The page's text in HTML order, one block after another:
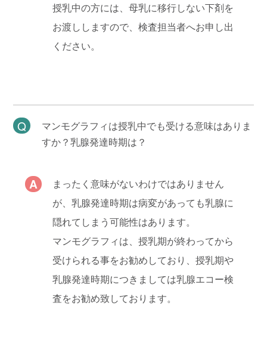
授乳中の方には、母乳に移行しない下剤を
お渡ししますので、検査担当者へお申し出
ください。
マンモグラフィは授乳中でも受ける意味はありま
すか？乳腺発達時期は？
まったく意味がないわけではありません
が、乳腺発達時期は病変があっても乳腺に
隠れてしまう可能性はあります。
マンモグラフィは、授乳期が終わってから
受けられる事をお勧めしており、授乳期や
乳腺発達時期につきましては乳腺エコー検
査をお勧め致しております。